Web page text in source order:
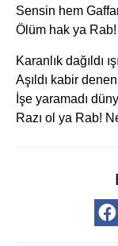
Sensin hem
Ölüm hak ya
Karanlık dağıldı
Aşıldı kabir
İşe yaramadı
Razı ol ya Rab!